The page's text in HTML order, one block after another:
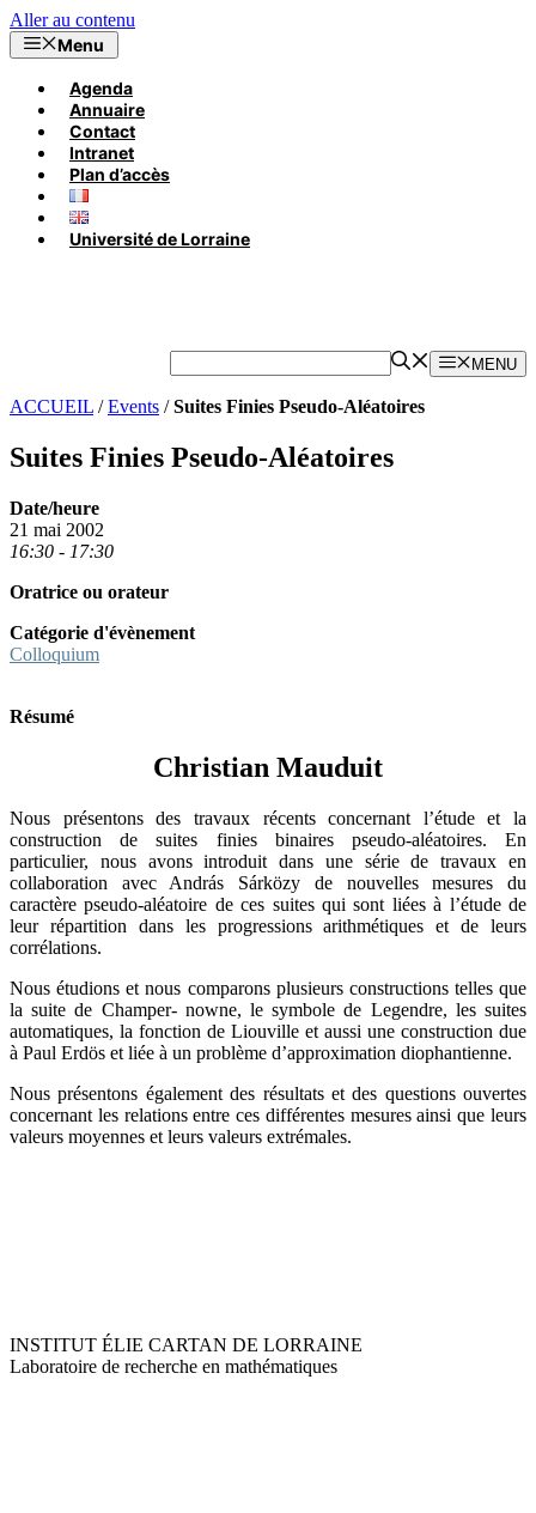
Aller au contenu
Menu
Agenda
Annuaire
Contact
Intranet
Plan d’accès
Université de Lorraine
MENU
ACCUEIL /Events /Suites Finies Pseudo-Aléatoires
Suites Finies Pseudo-Aléatoires
Date/heure
21 mai 2002
16:30 - 17:30
Oratrice ou orateur
Catégorie d'évènement
Colloquium
Résumé
Christian Mauduit
Nous présentons des travaux récents concernant l’étude et la
construction de suites finies binaires pseudo-aléatoires. En
particulier, nous avons introduit dans une série de travaux en
collaboration avec András Sárközy de nouvelles mesures du
caractère pseudo-aléatoire de ces suites qui sont liées à l’étude de
leur répartition dans les progressions arithmétiques et de leurs
corrélations.
Nous étudions et nous comparons plusieurs constructions telles que
la suite de Champer- nowne, le symbole de Legendre, les suites
automatiques, la fonction de Liouville et aussi une construction due
à Paul Erdös et liée à un problème d’approximation diophantienne.
Nous présentons également des résultats et des questions ouvertes
concernant les relations entre ces différentes mesures ainsi que leurs
valeurs moyennes et leurs valeurs extrémales.
INSTITUT ÉLIE CARTAN DE LORRAINE
Laboratoire de recherche en mathématiques